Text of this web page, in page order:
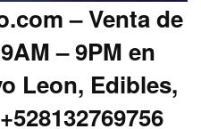
– Venta de
– 9PM en
Leon, Edibles,